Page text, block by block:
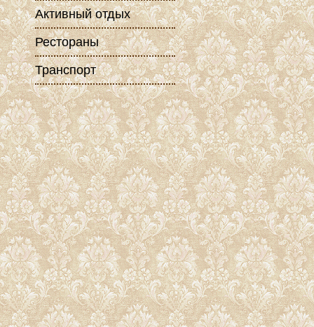
Активный отдых
Рестораны
Транспорт